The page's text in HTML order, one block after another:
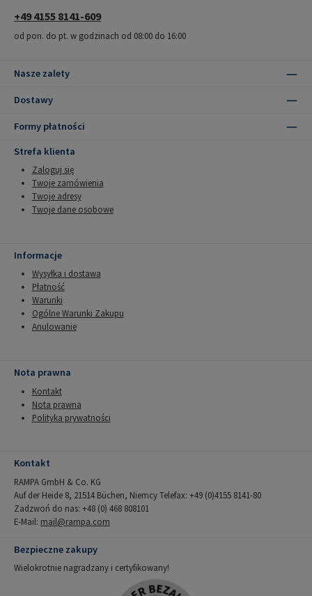
+49 4155 8141-609
od pon. do pt. w godzinach od 08:00 do 16:00
Nasze zalety
Dostawy
Formy płatności
Strefa klienta
Zaloguj się
Twoje zamówienia
Twoje adresy
Twoje dane osobowe
Informacje
Wysyłka i dostawa
Płatność
Warunki
Ogólne Warunki Zakupu
Anulowanie
Nota prawna
Kontakt
Nota prawna
Polityka prywatności
Kontakt
RAMPA GmbH & Co. KG
Auf der Heide 8, 21514 Büchen, Niemcy Telefax: +49 (0)4155 8141-80
Zadzwoń do nas: +48 (0) 468 808101
E-Mail: mail@rampa.com
Bezpieczne zakupy
Wielokrotnie nagradzany i certyfikowany!